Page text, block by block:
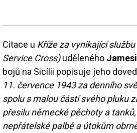
Citace u Kříže za vynikající
Service Cross)uděleného
bojů na Sicílii popisuje jeho
11. července 1943 za denního
spolu s malou částí svého pluku
přesilu německé pěchoty a
nepřátelské palbě a útokům